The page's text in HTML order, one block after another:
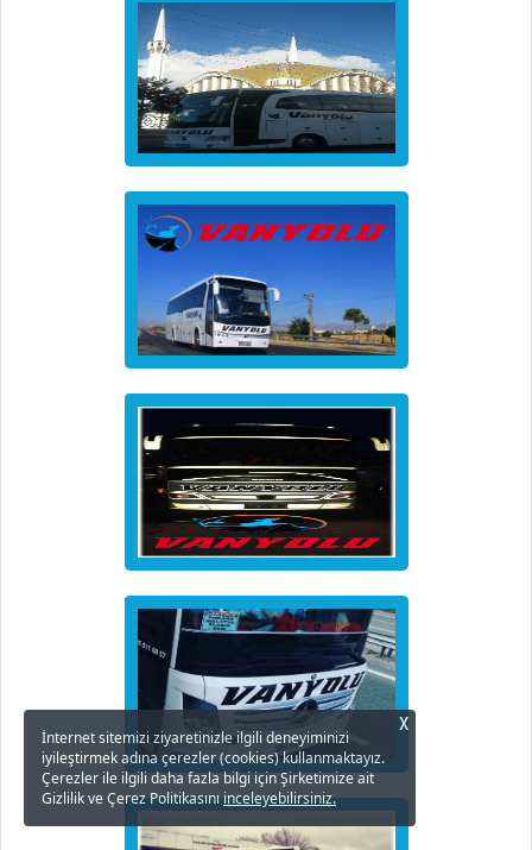
X
İnternet sitemizi ziyaretinizle ilgili deneyiminizi
iyileştirmek adına çerezler (cookies) kullanmaktayız.
Çerezler ile ilgili daha fazla bilgi için Şirketimize ait
Gizlilik ve Çerez Politikasınıinceleyebilirsiniz.